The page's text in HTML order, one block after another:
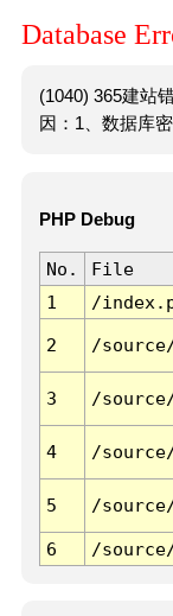
Database
(1040) 365建站
因：1、数据库
PHP Debug
No. File
1
/
2 /
3 /
4 /
5 /
6 /